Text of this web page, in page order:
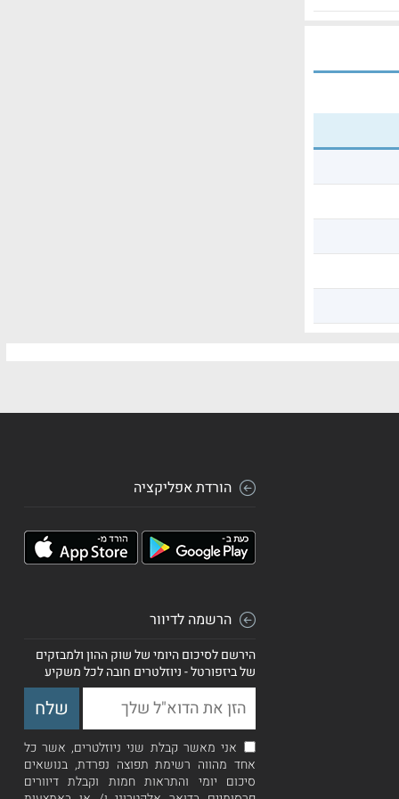
הורדת אפליקציה
הרשמה לדיוור
הירשם לסיכום היומי של שוק ההון ולמבזקים
של ביזפורטל - ניוזלטרים חובה לכל משקיע
אני מאשר קבלת שני ניוזלטרים, אשר כל
אחד מהווה רשימת תפוצה נפרדת, בנושאים
סיכום יומי והתראות חמות וקבלת דיוורים